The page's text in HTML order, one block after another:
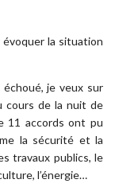
évoquer la situation
échoué, je veux sur
cours de la nuit de
11 accords ont pu
la sécurité et la
travaux publics, le
l’énergie…